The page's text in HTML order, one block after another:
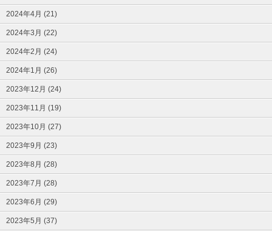
2024年4月 (21)
2024年3月 (22)
2024年2月 (24)
2024年1月 (26)
2023年12月 (24)
2023年11月 (19)
2023年10月 (27)
2023年9月 (23)
2023年8月 (28)
2023年7月 (28)
2023年6月 (29)
2023年5月 (37)